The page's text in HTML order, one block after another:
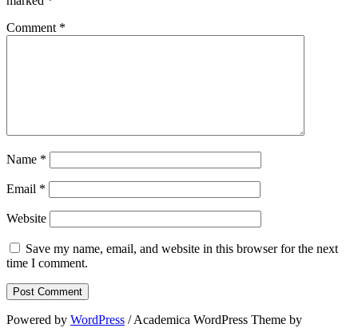
Comment *
Name *
Email *
Website
Save my name, email, and website in this browser for the next
time I comment.
Powered by WordPress / Academica WordPress Theme by